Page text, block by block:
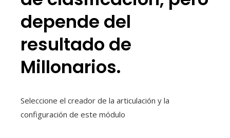
depende del
resultado de
Millonarios.
Seleccione el creador de la articulación y la
configuración de este módulo